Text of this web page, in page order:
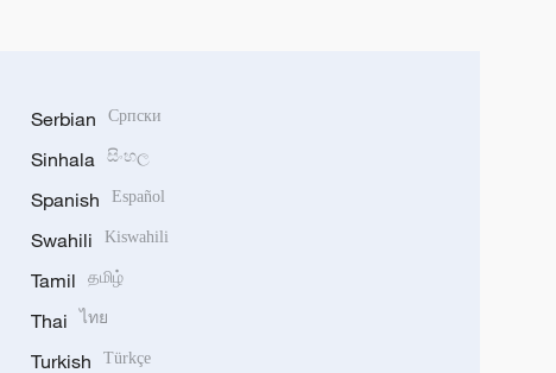
Serbian Српски
Sinhala සිංහල
Spanish Español
Swahili Kiswahili
Tamil தமிழ்
Thai ไทย
Turkish Türkçe